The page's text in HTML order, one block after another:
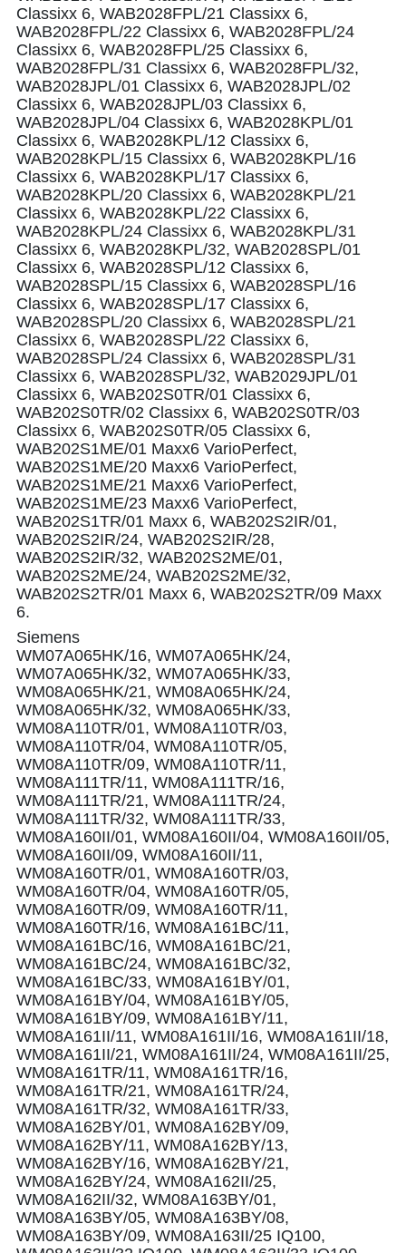
Siemens
WM07A065HK/16, WM07A065HK/24,
WM07A065HK/32, WM07A065HK/33,
WM08A065HK/21, WM08A065HK/24,
WM08A065HK/32, WM08A065HK/33,
WM08A110TR/01, WM08A110TR/03,
WM08A110TR/04, WM08A110TR/05,
WM08A110TR/09, WM08A110TR/11,
WM08A111TR/11, WM08A111TR/16,
WM08A111TR/21, WM08A111TR/24,
WM08A111TR/32, WM08A111TR/33,
WM08A160II/01, WM08A160II/04, WM08A160II/05,
WM08A160II/09, WM08A160II/11,
WM08A160TR/01, WM08A160TR/03,
WM08A160TR/04, WM08A160TR/05,
WM08A160TR/09, WM08A160TR/11,
WM08A160TR/16, WM08A161BC/11,
WM08A161BC/16, WM08A161BC/21,
WM08A161BC/24, WM08A161BC/32,
WM08A161BC/33, WM08A161BY/01,
WM08A161BY/04, WM08A161BY/05,
WM08A161BY/09, WM08A161BY/11,
WM08A161II/11, WM08A161II/16, WM08A161II/18,
WM08A161II/21, WM08A161II/24, WM08A161II/25,
WM08A161TR/11, WM08A161TR/16,
WM08A161TR/21, WM08A161TR/24,
WM08A161TR/32, WM08A161TR/33,
WM08A162BY/01, WM08A162BY/09,
WM08A162BY/11, WM08A162BY/13,
WM08A162BY/16, WM08A162BY/21,
WM08A162BY/24, WM08A162II/25,
WM08A162II/32, WM08A163BY/01,
WM08A163BY/05, WM08A163BY/08,
WM08A163BY/09, WM08A163II/25 IQ100,